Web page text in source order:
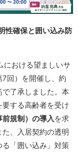
性確保と囲い込み防
における望ましいサ
回）を開催し、約
了承しました。本
する高齢者を受け
規制）の導入を求
、入居契約の透明
「囲い込み」対策